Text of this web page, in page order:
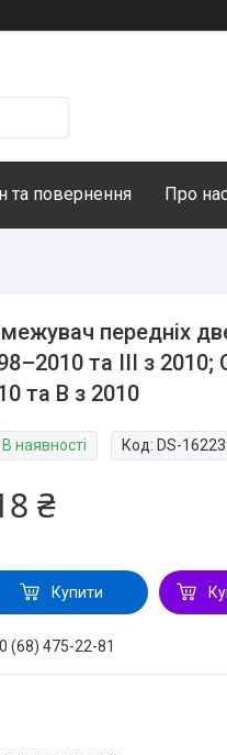
та повернення Про
передніх
та III з 2010;
та B з 2010
В наявності Код: DS-16223
₴
Купити
(68) 475-22-81